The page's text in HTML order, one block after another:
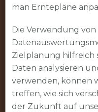
man Erntepläne
Die Verwendung von
Zielplanung hilfreich
Daten analysieren
verwenden, können
treffen, wie sich
der Zukunft auf